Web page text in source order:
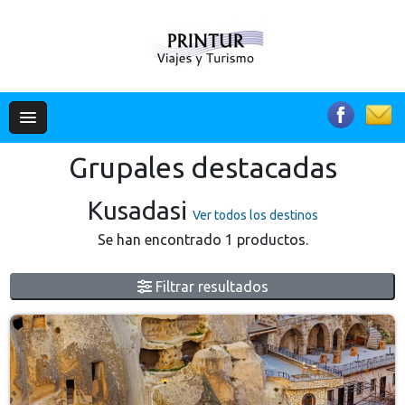
Grupales destacadas
Kusadasi Ver todos los destinos
Se han encontrado 1 productos.
Filtrar resultados